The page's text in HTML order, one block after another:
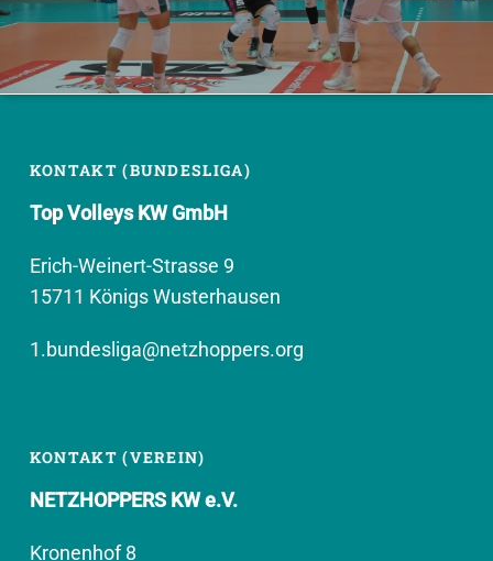
KONTAKT (BUNDESLIGA)
Top Volleys KW GmbH
Erich-Weinert-Strasse 9
15711 Königs Wusterhausen
1.bundesliga@netzhoppers.org
KONTAKT (VEREIN)
NETZHOPPERS KW e.V.
Kronenhof 8